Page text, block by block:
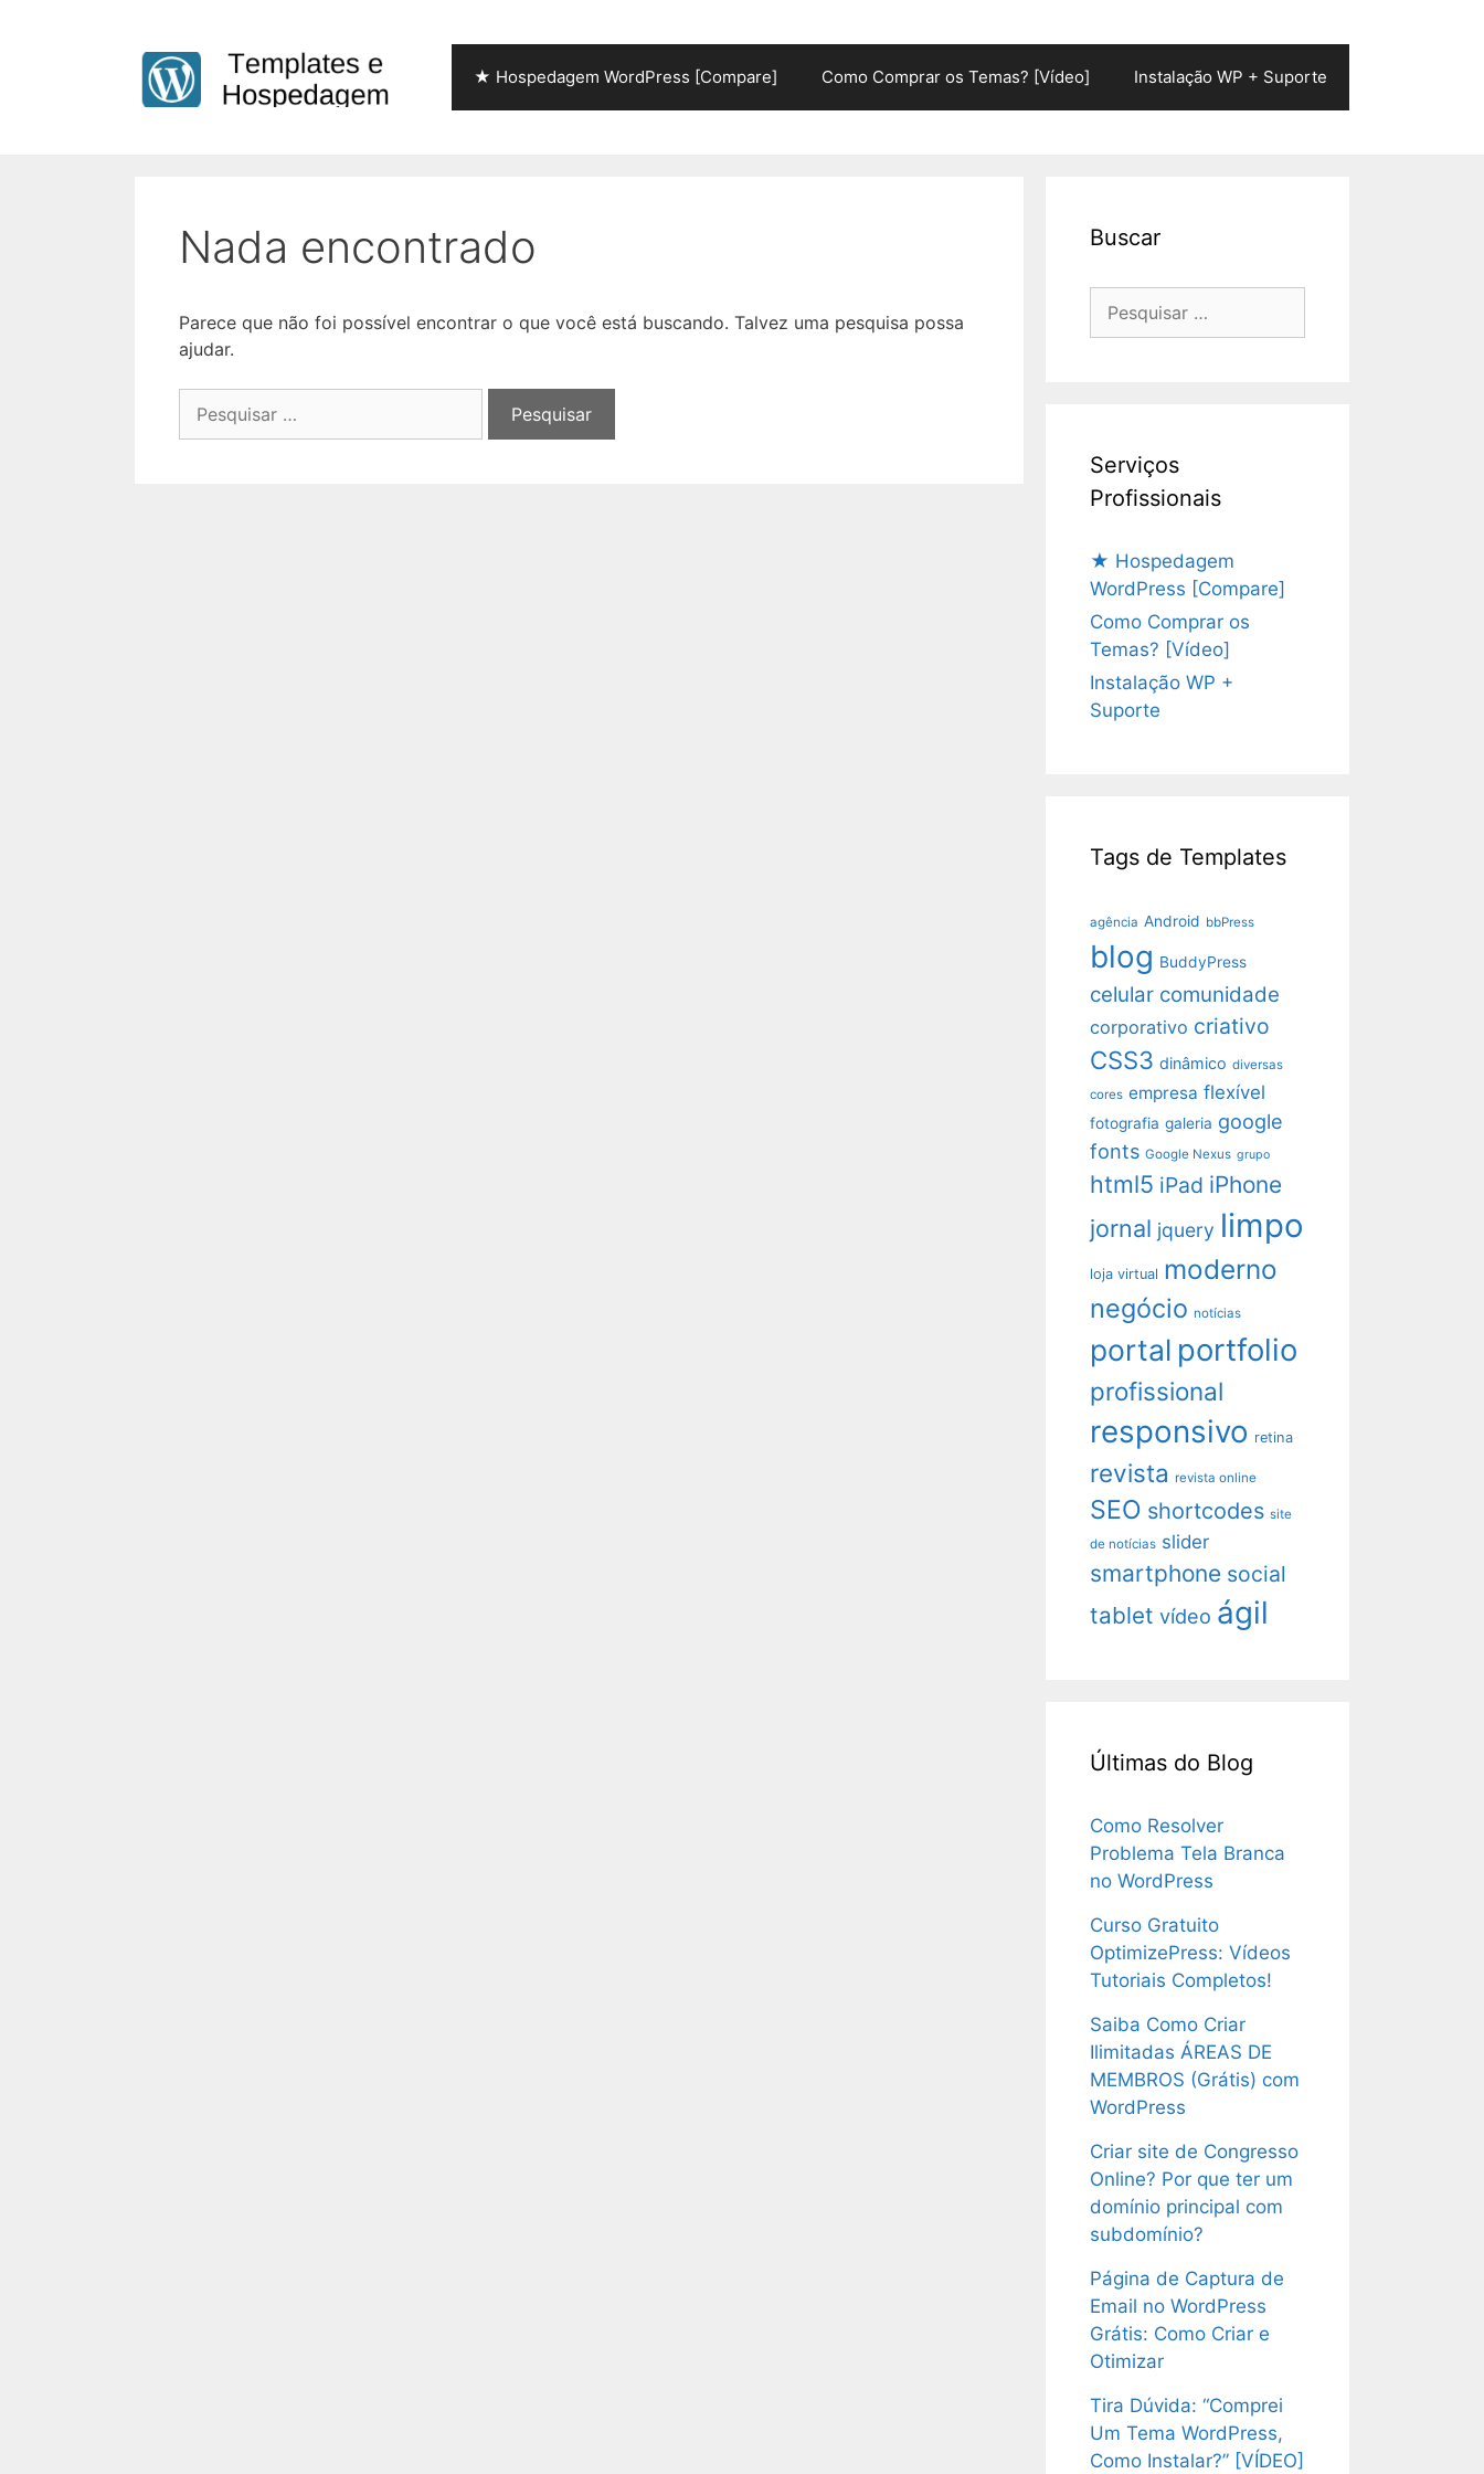
★ Hospedagem WordPress [Compare] Como Comprar os Temas? [Vídeo] Instalação WP + Suporte
Nada encontrado
Parece que não foi possível encontrar o que você está buscando. Talvez uma pesquisa possa
ajudar.
por:
Buscar
Serviços
Profissionais
★ Hospedagem
WordPress [Compare]
Como Comprar os
Temas? [Vídeo]
Instalação WP +
Suporte
Tags de Templates
agência Android bbPress
blog BuddyPress
celular comunidade
corporativo criativo
CSS3 dinâmico diversas
cores empresa flexível
fotografia galeria google
fonts Google Nexus grupo
html5 iPad iPhone
jornal jquery limpo
loja virtual moderno
negócio notícias
portal portfolio
profissional
responsivo retina
revista revista online
SEO shortcodes site
de notícias slider
smartphone social
tablet vídeo ágil
Últimas do Blog
Como Resolver
Problema Tela Branca
no WordPress
Curso Gratuito
OptimizePress: Vídeos
Tutoriais Completos!
Saiba Como Criar
Ilimitadas ÁREAS DE
MEMBROS (Grátis) com
WordPress
Criar site de Congresso
Online? Por que ter um
domínio principal com
subdomínio?
Página de Captura de
Email no WordPress
Grátis: Como Criar e
Otimizar
Tira Dúvida: “Comprei
Um Tema WordPress,
Como Instalar?” [VÍDEO]